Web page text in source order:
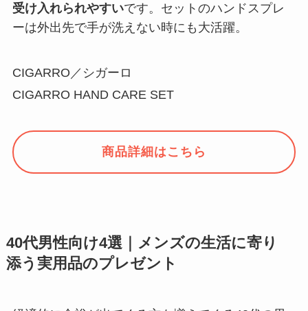
受け入れられやすいです。セットのハンドスプレ
ーは外出先で手が洗えない時にも大活躍。
CIGARRO／シガーロ
CIGARRO HAND CARE SET
商品詳細はこちら
40代男性向け4選｜メンズの生活に寄り
添う実用品のプレゼント